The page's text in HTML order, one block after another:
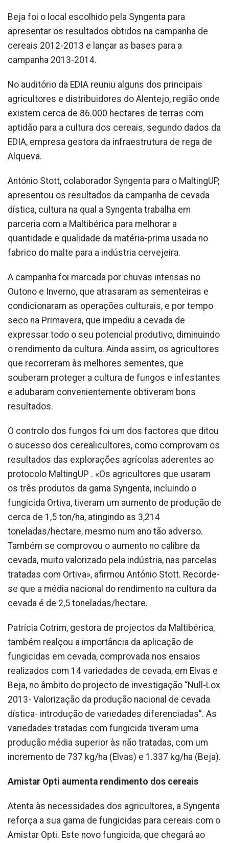
Beja foi o local escolhido pela Syngenta para
apresentar os resultados obtidos na campanha de
cereais 2012-2013 e lançar as bases para a
campanha 2013-2014.
No auditório da EDIA reuniu alguns dos principais
agricultores e distribuidores do Alentejo, região onde
existem cerca de 86.000 hectares de terras com
aptidão para a cultura dos cereais, segundo dados da
EDIA, empresa gestora da infraestrutura de rega de
Alqueva.
António Stott, colaborador Syngenta para o MaltingUP,
apresentou os resultados da campanha de cevada
dística, cultura na qual a Syngenta trabalha em
parceria com a Maltibérica para melhorar a
quantidade e qualidade da matéria-prima usada no
fabrico do malte para a indústria cervejeira.
A campanha foi marcada por chuvas intensas no
Outono e Inverno, que atrasaram as sementeiras e
condicionaram as operações culturais, e por tempo
seco na Primavera, que impediu a cevada de
expressar todo o seu potencial produtivo, diminuindo
o rendimento da cultura. Ainda assim, os agricultores
que recorreram às melhores sementes, que
souberam proteger a cultura de fungos e infestantes
e adubaram convenientemente obtiveram bons
resultados.
O controlo dos fungos foi um dos factores que ditou
o sucesso dos cerealicultores, como comprovam os
resultados das explorações agrícolas aderentes ao
protocolo MaltingUP . «Os agricultores que usaram
os três produtos da gama Syngenta, incluindo o
fungicida Ortiva, tiveram um aumento de produção de
cerca de 1,5 ton/ha, atingindo as 3,214
toneladas/hectare, mesmo num ano tão adverso.
Também se comprovou o aumento no calibre da
cevada, muito valorizado pela indústria, nas parcelas
tratadas com Ortiva», afirmou António Stott. Recorde-
se que a média nacional do rendimento na cultura da
cevada é de 2,5 toneladas/hectare.
Patrícia Cotrim, gestora de projectos da Maltibérica,
também realçou a importância da aplicação de
fungicidas em cevada, comprovada nos ensaios
realizados com 14 variedades de cevada, em Elvas e
Beja, no âmbito do projecto de investigação “Null-Lox
2013- Valorização da produção nacional de cevada
dística- introdução de variedades diferenciadas”. As
variedades tratadas com fungicida tiveram uma
produção média superior às não tratadas, com um
incremento de 737 kg/ha (Elvas) e 1.337 kg/ha (Beja).
Amistar Opti aumenta rendimento dos cereais
Atenta às necessidades dos agricultores, a Syngenta
reforça a sua gama de fungicidas para cereais com o
Amistar Opti. Este novo fungicida, que chegará ao